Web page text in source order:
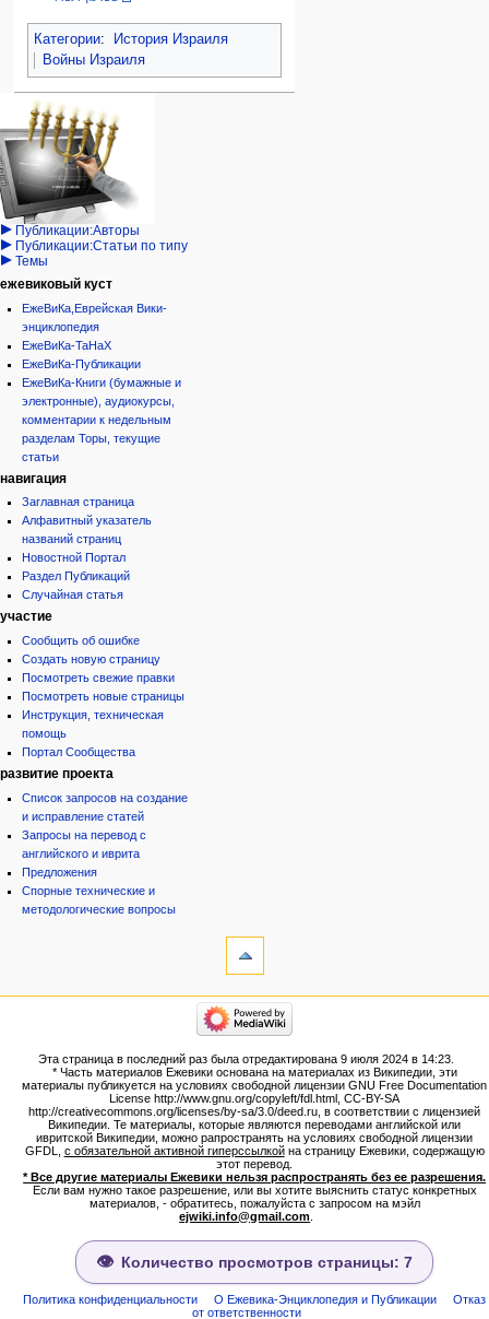
Категории:
История Израиля
Войны Израиля
Навигация
персональные инструменты
войти
запрос
учётной
записи
категории
Израиль:Страна и
государство
Иудаизм
Народ
Проекты
Проекты/Участники/
дополнения
Публикации:Авторы
Публикации:Статьи по типу
Темы
ежевиковый куст
ЕжеВиКа,Еврейская Вики-
энциклопедия
ЕжеВиКа-ТаНаХ
ЕжеВиКа-Публикации
ЕжеВиКа-Книги (бумажные и
электронные), аудиокурсы,
комментарии к недельным
разделам Торы, текущие
статьи
навигация
Заглавная страница
Алфавитный указатель
названий страниц
Новостной Портал
Раздел Публикаций
Случайная статья
участие
Сообщить об ошибке
Создать новую страницу
Посмотреть свежие правки
Посмотреть новые страницы
Инструкция, техническая
помощь
Портал Сообщества
развитие проекта
Список запросов на создание
и исправление статей
Запросы на перевод с
английского и иврита
Предложения
Спорные технические и
методологические вопросы
Версия
для
Постоянная
ссылка
Сведения
о странице
категории
Народ
Проекты
Проекты/Участники/
дополнения
Публикации:Авторы
Публикации:Статьи по типу
Темы
ежевиковый куст
ЕжеВиКа,Еврейская Вики-
ЕжеВиКа-ТаНаХ
ЕжеВиКа-Публикации
ЕжеВиКа-Книги (бумажные и
электронные), аудиокурсы,
Эта страница в последний раз была отредактирована 9 июля 2024 в 14:23.
* Часть материалов Ежевики основана на материалах из Википедии, эти
материалы публикуется на условиях свободной лицензии GNU Free Documentation
License http://www.gnu.org/copyleft/fdl.html, CC-BY-SA
http://creativecommons.org/licenses/by-sa/3.0/deed.ru, в соответствии с лицензией
Википедии. Те материалы, которые являются переводами английской или
ивритской Википедии, можно рапространять на условиях свободной лицензии
GFDL, с обязательной активной гиперссылкойна страницу Ежевики, содержащую
этот перевод.
* Все другие материалы Ежевики нельзя распространять без ее разрешения.
Если вам нужно такое разрешение, или вы хотите выяснить статус конкретных
материалов, - обратитесь, пожалуйста с запросом на мэйл
ejwiki.info@gmail.com
Количество просмотров страницы: 7
Политика конфиденциальности О Ежевика-Энциклопедия и Публикации
Отказ
от ответственности